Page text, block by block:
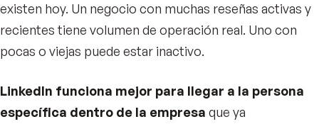
existen hoy. Un negocio con muchas reseñas activas y
recientes tiene volumen de operación real. Uno con
pocas o viejas puede estar inactivo.
LinkedIn funciona mejor para llegar a la persona
específica dentro de la empresa que ya